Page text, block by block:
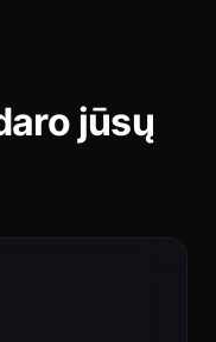
jūsų